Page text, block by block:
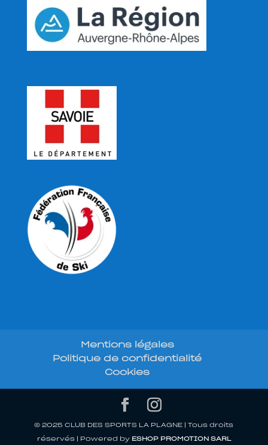
Mentions légales
Politique de confidentialité
Cookies
© 2025 CLUB DES SPORTS LA PLAGNE | Tous droits
réservés | Powered by ESHOP PROMOTION SARL